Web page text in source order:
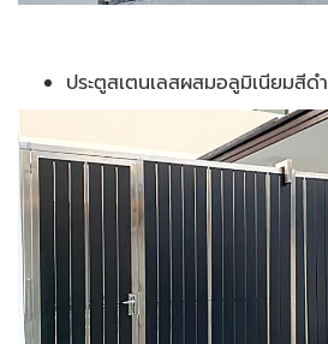
ประตูสเตนเลสผสมอลูมิเนียมสีดำ